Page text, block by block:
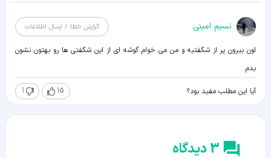
نسیم امینی گزارش خطا / ارسال اطلاعات
اون بیرون پر از شگفتیه و من می خوام گوشه ای از این شگفتی ها رو بهتون نشون
بدم.
آیا این مطلب مفید بود؟ 15
1
3 دیدگاه